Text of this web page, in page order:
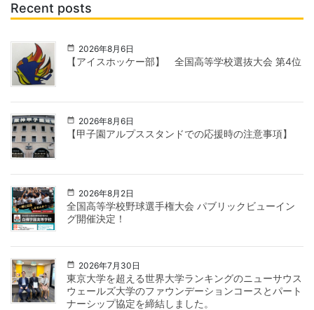
Recent posts
2026年8月6日
【アイスホッケー部】 全国高等学校選抜大会 第4位
2026年8月6日
【甲子園アルプススタンドでの応援時の注意事項】
2026年8月2日
全国高等学校野球選手権大会 パブリックビューイン
グ開催決定！
2026年7月30日
東京大学を超える世界大学ランキングのニューサウス
ウェールズ大学のファウンデーションコースとパート
ナーシップ協定を締結しました。